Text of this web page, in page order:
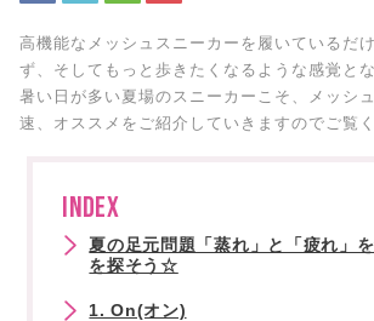
高機能なメッシュスニーカーを履いているだ
ず、そしてもっと歩きたくなるような感覚と
暑い日が多い夏場のスニーカーこそ、メッシ
速、オススメをご紹介していきますのでご覧く
INDEX
夏の足元問題「蒸れ」と「疲れ」
を探そう☆
1. On(オン)